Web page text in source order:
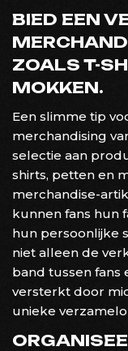
BIED EEN
ZOALS T-
MOKKEN.
Een slimme tip
merchandising
selectie aan
shirts, petten en
merchandise-
kunnen fans hun
hun persoonlijke
niet alleen de
band tussen fans
versterkt door
unieke